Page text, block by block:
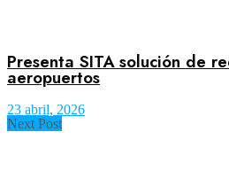
Presenta SITA solución de
aeropuertos
23 abril, 2026
Next Post